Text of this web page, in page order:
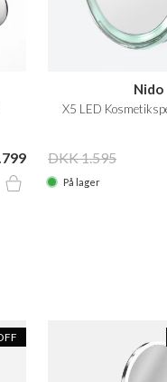
Nido
X5 LED
DKK 1.595
På lager